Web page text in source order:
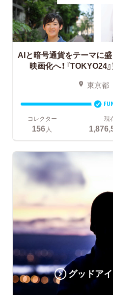
AIと暗号通貨をテーマに
映画化へ！『TOKYO24
東京都
コレクター
156 人
現
グッドア